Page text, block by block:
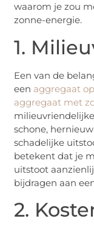
waarom je zou
zonne-energie.
1.
Een van de
een aggregaat
aggregaat met
schone,
schadelijke
betekent dat je
uitstoot
bijdragen aan
2.